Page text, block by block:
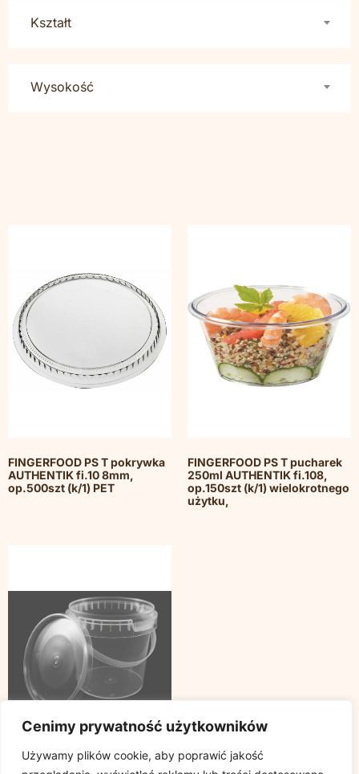
Cenimy prywatność użytkowników
Używamy plików cookie, aby poprawić jakość
Kształt
Wysokość
FINGERFOOD PS T pokrywka
AUTHENTIK fi.10 8mm,
op.500szt (k/1) PET
FINGERFOOD PS T pucharek
250ml AUTHENTIK fi.108,
op.150szt (k/1) wielokrotnego
użytku,